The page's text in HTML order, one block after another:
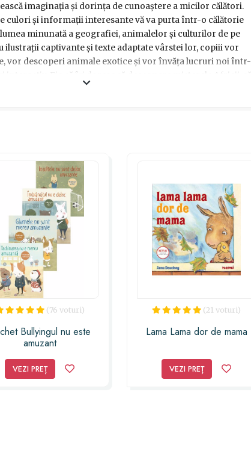
imaginația și dorința de cunoaștere a micilor călători.
culori și informații interesante vă va purta într-o călătorie
minunată a geografiei, animalelor și culturilor de pe
ilustrații captivante și texte adaptate vârstei lor, copiii vor
vor descoperi animale exotice și vor învăța lucruri noi într-
interactiv. Fie că își doresc să descopere misterele Africii, să
(76 voturi)
Bullyingul nu este
amuzant
VEZI PREȚ
(21 voturi)
Lama Lama dor de mama
VEZI PREȚ